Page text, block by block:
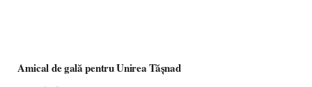
Amical de gală pentru Unirea Tășnad